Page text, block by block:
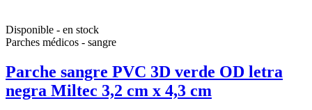
Disponible - en stock
Parches médicos - sangre
Parche sangre PVC 3D verde OD letra
negra Miltec 3,2 cm x 4,3 cm